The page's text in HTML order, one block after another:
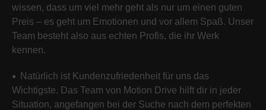
wissen, dass um viel mehr geht als nur um einen guten
Preis – es geht um Emotionen und vor allem Spaß. Unser
Team besteht also aus echten Profis, die ihr Werk
kennen.
Natürlich ist Kundenzufriedenheit für uns das
Wichtigste. Das Team von Motion Drive hilft dir in jeder
Situation, angefangen bei der Suche nach dem perfekten